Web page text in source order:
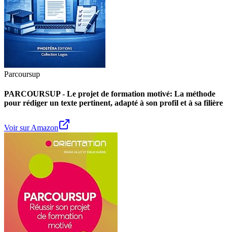
Parcoursup
PARCOURSUP - Le projet de formation motivé: La méthode
pour rédiger un texte pertinent, adapté à son profil et à sa filière
Voir sur Amazon